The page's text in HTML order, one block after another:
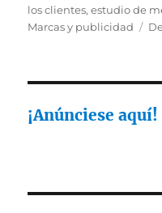
el
los clientes,estudio de
Marcas y publicidad
¡Anúnciese aquí!